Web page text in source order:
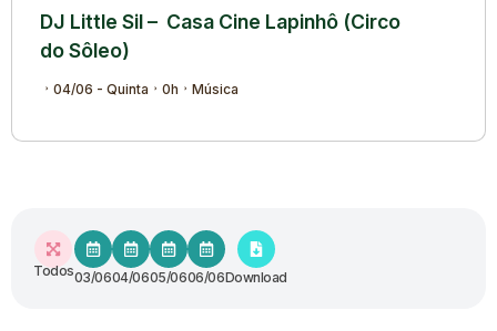
DJ Little Sil – Casa Cine Lapinhô (Circo
do Sôleo)
04/06 - Quinta 0h Música
Todos03/0604/0605/0606/06Download